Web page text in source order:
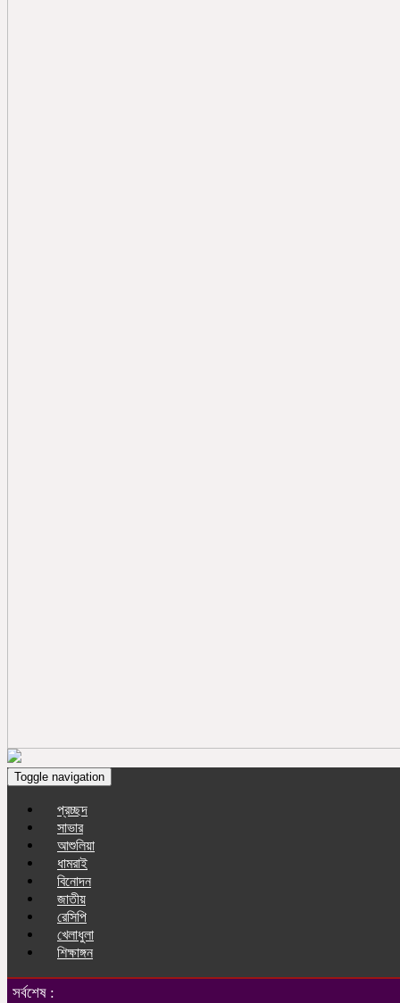
Toggle navigation
প্রচ্ছদ
সাভার
আশুলিয়া
ধামরাই
বিনোদন
জাতীয়
রেসিপি
খেলাধুলা
শিক্ষাঙ্গন
সর্বশেষ :